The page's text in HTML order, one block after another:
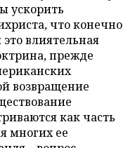
ускорить
что конечно
влиятельная
прежде
возвращение
как часть
многих ее